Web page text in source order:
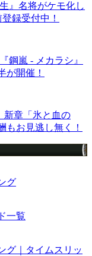
』名将がケモ化し
録受付中！
鋼嵐 - メカラシ』
が開催！
新章「氷と血の
もお見逃し無く！
グ
一覧
グ｜タイムスリッ